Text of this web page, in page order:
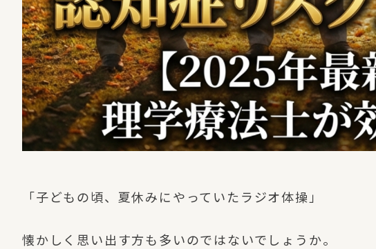
「子どもの頃、夏休みにやっていたラジオ体操」
懐かしく思い出す方も多いのではないでしょうか。